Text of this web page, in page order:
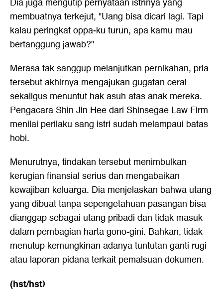
Dia juga mengutip pernyataan istrinya yang
membuatnya terkejut, "Uang bisa dicari lagi. Tapi
kalau peringkat oppa-ku turun, apa kamu mau
bertanggung jawab?"
Merasa tak sanggup melanjutkan pernikahan, pria
tersebut akhirnya mengajukan gugatan cerai
sekaligus menuntut hak asuh atas anak mereka.
Pengacara Shin Jin Hee dari Shinsegae Law Firm
menilai perilaku sang istri sudah melampaui batas
hobi.
Menurutnya, tindakan tersebut menimbulkan
kerugian finansial serius dan mengabaikan
kewajiban keluarga. Dia menjelaskan bahwa utang
yang dibuat tanpa sepengetahuan pasangan bisa
dianggap sebagai utang pribadi dan tidak masuk
dalam pembagian harta gono-gini. Bahkan, tidak
menutup kemungkinan adanya tuntutan ganti rugi
atau laporan pidana terkait pemalsuan dokumen.
(hst/hst)